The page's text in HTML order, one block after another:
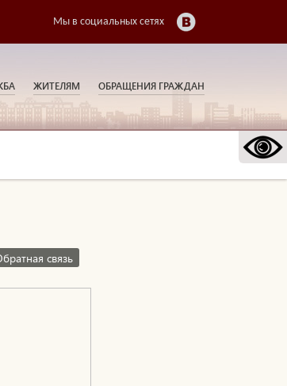
Мы в социальных сетях
ЖИТЕЛЯМ ОБРАЩЕНИЯ ГРАЖДАН
связь